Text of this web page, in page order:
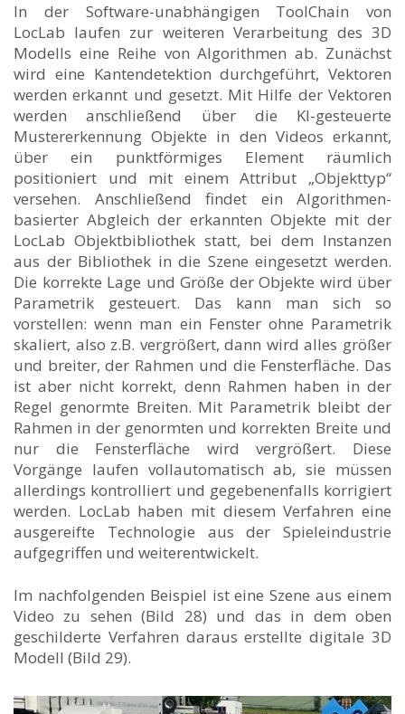
In der Software-unabhängigen ToolChain von
LocLab laufen zur weiteren Verarbeitung des 3D
Modells eine Reihe von Algorithmen ab. Zunächst
wird eine Kantendetektion durchgeführt, Vektoren
werden erkannt und gesetzt. Mit Hilfe der Vektoren
werden anschließend über die KI-gesteuerte
Mustererkennung Objekte in den Videos erkannt,
über ein punktförmiges Element räumlich
positioniert und mit einem Attribut „Objekttyp“
versehen. Anschließend findet ein Algorithmen-
basierter Abgleich der erkannten Objekte mit der
LocLab Objektbibliothek statt, bei dem Instanzen
aus der Bibliothek in die Szene eingesetzt werden.
Die korrekte Lage und Größe der Objekte wird über
Parametrik gesteuert. Das kann man sich so
vorstellen: wenn man ein Fenster ohne Parametrik
skaliert, also z.B. vergrößert, dann wird alles größer
und breiter, der Rahmen und die Fensterfläche. Das
ist aber nicht korrekt, denn Rahmen haben in der
Regel genormte Breiten. Mit Parametrik bleibt der
Rahmen in der genormten und korrekten Breite und
nur die Fensterfläche wird vergrößert. Diese
Vorgänge laufen vollautomatisch ab, sie müssen
allerdings kontrolliert und gegebenenfalls korrigiert
werden. LocLab haben mit diesem Verfahren eine
ausgereifte Technologie aus der Spieleindustrie
aufgegriffen und weiterentwickelt.
Im nachfolgenden Beispiel ist eine Szene aus einem
Video zu sehen (Bild 28) und das in dem oben
geschilderte Verfahren daraus erstellte digitale 3D
Modell (Bild 29).